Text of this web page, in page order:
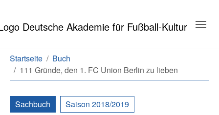
Sie sind hier:
Startseite
Buch
111 Gründe, den 1. FC Union Berlin zu lieben
Sachbuch Saison 2018/2019